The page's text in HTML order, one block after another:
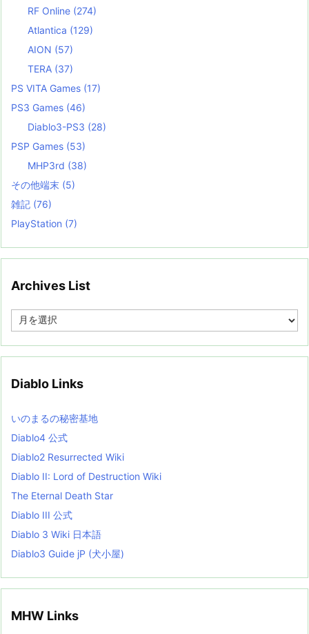
RF Online (274)
Atlantica (129)
AION (57)
TERA (37)
PS VITA Games (17)
PS3 Games (46)
Diablo3-PS3 (28)
PSP Games (53)
MHP3rd (38)
その他端末 (5)
雑記 (76)
PlayStation (7)
Archives List
e
i
s
t
Diablo Links
いのまるの秘密基地
Diablo4 公式
Diablo2 Resurrected Wiki
Diablo II: Lord of Destruction Wiki
The Eternal Death Star
Diablo III 公式
Diablo 3 Wiki 日本語
Diablo3 Guide jP (犬小屋)
MHW Links